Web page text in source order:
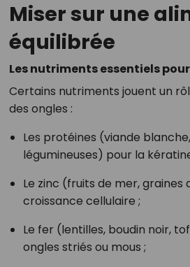
Miser sur une
équilibrée
Les nutriments essentiels
Certains nutriments jouent un
des ongles :
Les protéines (viande
légumineuses) pour la
Le zinc (fruits de mer,
croissance cellulaire ;
Le fer (lentilles, boudin noir,
ongles striés ou mous ;